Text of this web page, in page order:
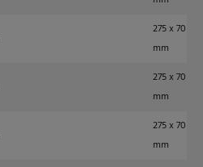
275 x 70
mm
275 x 70
mm
275 x 70
mm